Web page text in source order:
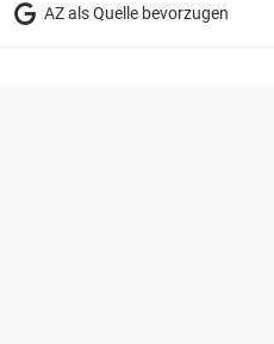
AZ als Quelle bevorzugen